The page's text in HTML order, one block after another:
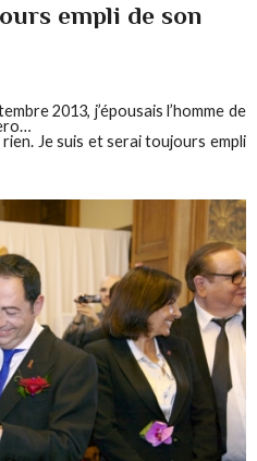
empli de son
2013, j’épousais l’homme de
rien. Je suis et serai toujours empli